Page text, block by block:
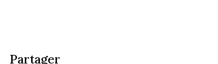
partager